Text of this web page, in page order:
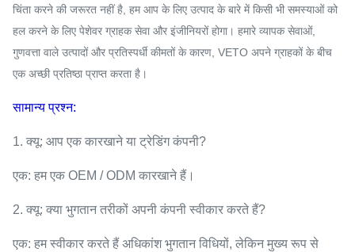
चिंता करने की जरूरत नहीं है, हम आप के लिए उत्पाद के बारे में किसी भी समस्याओं को
हल करने के लिए पेशेवर ग्राहक सेवा और इंजीनियरों होगा। हमारे व्यापक सेवाओं,
गुणवत्ता वाले उत्पादों और प्रतिस्पर्धी कीमतों के कारण, VETO अपने ग्राहकों के बीच
एक अच्छी प्रतिष्ठा प्राप्त करता है।
सामान्य प्रश्न:
1. क्यू: आप एक कारखाने या ट्रेडिंग कंपनी?
एक: हम एक OEM / ODM कारखाने हैं।
2. क्यू: क्या भुगतान तरीकों अपनी कंपनी स्वीकार करते हैं?
एक: हम स्वीकार करते हैं अधिकांश भुगतान विधियों, लेकिन मुख्य रूप से